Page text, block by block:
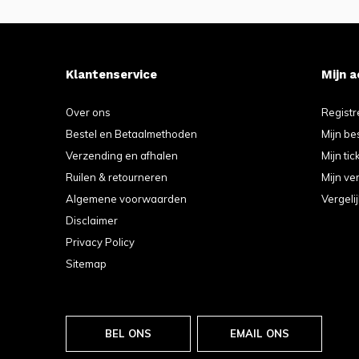
Klantenservice
Over ons
Bestel en Betaalmethoden
Verzending en afhalen
Ruilen & retourneren
Algemene voorwaarden
Disclaimer
Privacy Policy
Sitemap
Mijn
Mijn
Mijn
Mijn
BEL ONS EMAIL ONS